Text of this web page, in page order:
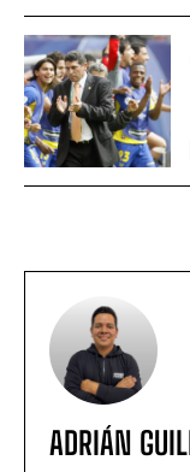
ADRIÁN